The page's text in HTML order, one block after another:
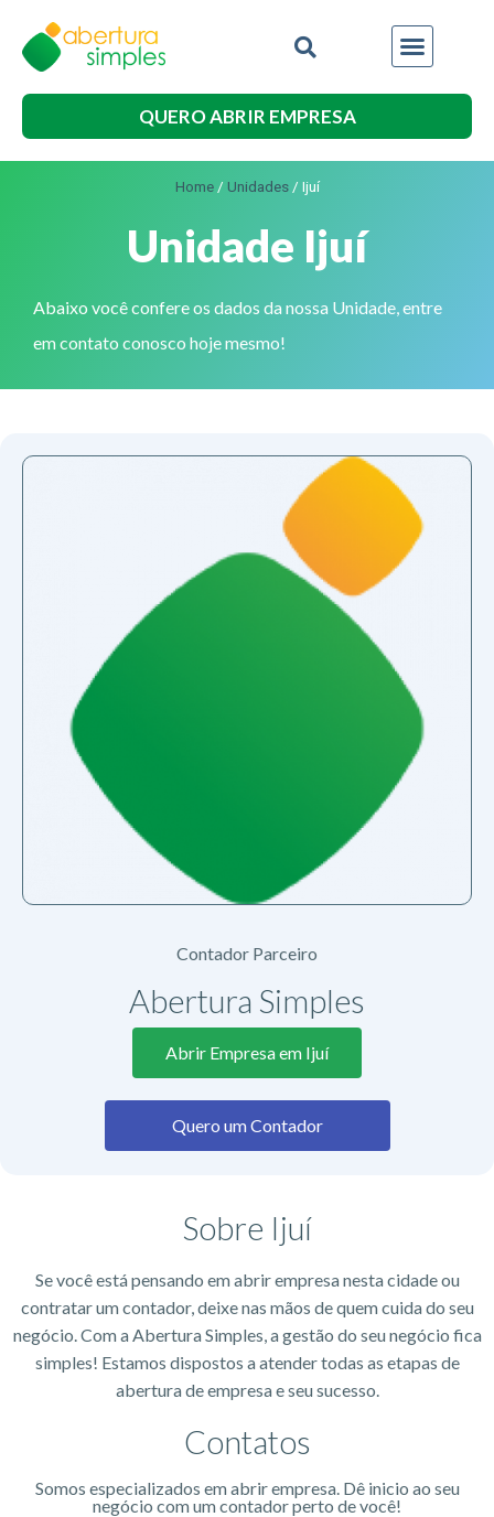
QUERO ABRIR EMPRESA
Home/ Unidades/ Ijuí
Unidade Ijuí
Abaixo você confere os dados da nossa Unidade, entre
em contato conosco hoje mesmo!
Contador Parceiro
Abertura Simples
Abrir Empresa em Ijuí
Quero um Contador
Sobre Ijuí
Se você está pensando em abrir empresa nesta cidade ou
contratar um contador, deixe nas mãos de quem cuida do seu
negócio. Com a Abertura Simples, a gestão do seu negócio fica
simples! Estamos dispostos a atender todas as etapas de
abertura de empresa e seu sucesso.
Contatos
Somos especializados em abrir empresa. Dê inicio ao seu
negócio com um contador perto de você!